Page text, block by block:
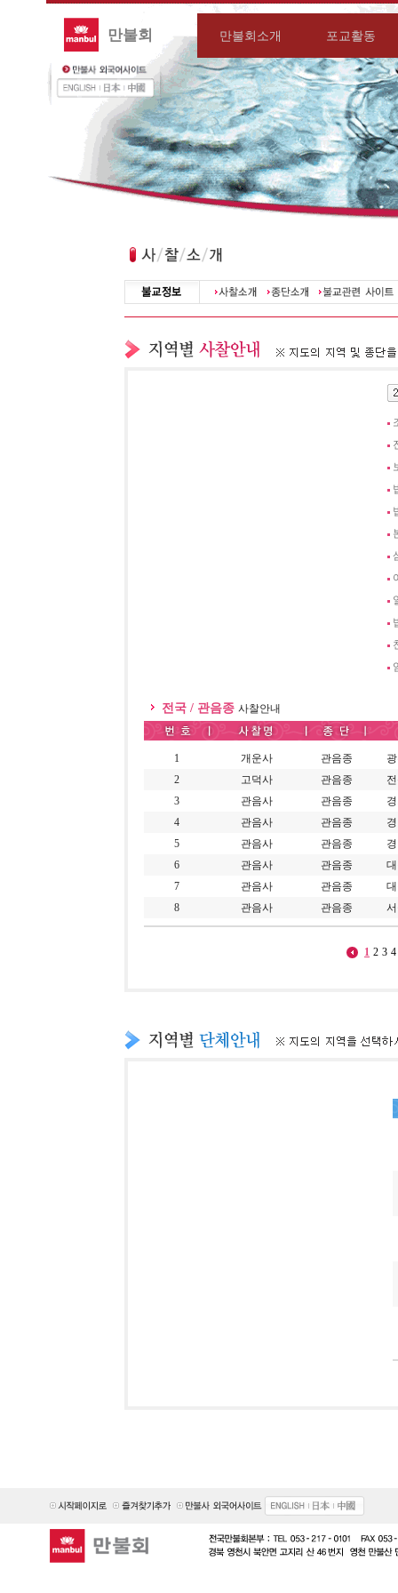
만불회 만불회소개 포교활동
전국 / 관음종 사찰안내
1 개운사 관음종
2
고덕사 관음종
3
관음사 관음종
4
관음사 관음종
5
관음사 관음종
6
관음사 관음종
7
관음사 관음종
8
관음사 관음종
1 2 3 4